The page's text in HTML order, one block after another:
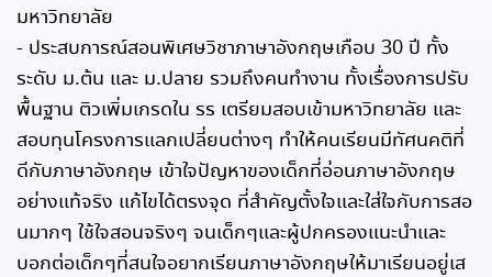
มหาวิทยาลัย
- ประสบการณ์สอนพิเศษวิชาภาษาอังกฤษเกือบ 30 ปี ทั้ง
ระดับ ม.ต้น และ ม.ปลาย รวมถึงคนทำงาน ทั้งเรื่องการปรับ
พื้นฐาน ติวเพิ่มเกรดใน รร เตรียมสอบเข้ามหาวิทยาลัย และ
สอบทุนโครงการแลกเปลี่ยนต่างๆ ทำให้คนเรียนมีทัศนคติที่
ดีกับภาษาอังกฤษ เข้าใจปัญหาของเด็กที่อ่อนภาษาอังกฤษ
อย่างแท้จริง แก้ไขได้ตรงจุด ที่สำคัญตั้งใจและใส่ใจกับการสอ
นมากๆ ใช้ใจสอนจริงๆ จนเด็กๆและผู้ปกครองแนะนำและ
บอกต่อเด็กๆที่สนใจอยากเรียนภาษาอังกฤษให้มาเรียนอยู่เส